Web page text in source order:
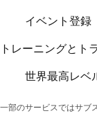
イベント登録
トレーニングとト
世界最高レベ
一部のサービスではサブ